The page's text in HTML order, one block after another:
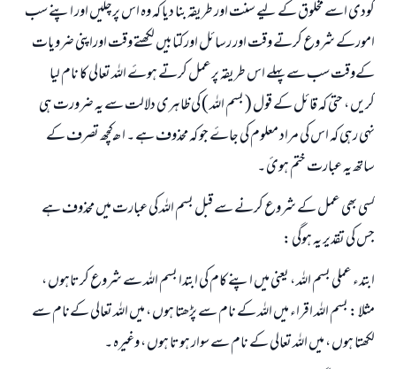
کودی اسے مخلوق کے لیے سنت اور طریقہ بنا دیا کہ وہ اس پرچلیں اور اپنے سب
امورکے شروع کرتے وقت اور رسائل اورکتابیں لکھتے وقت اوراپنی ضرویات
کےوقت سب سے پہلے اس طریقہ پرعمل کرتے ہوۓ اللہ تعالی کا نام لیا
کریں ، حتی کہ قائل کے قول ( بسم اللہ ) کی ظاہری دلالت سے یہ ضرورت ہی
نہی رہی کہ اس کی مراد معلوم کی جاۓ جو کہ محذوف ہے ۔ ا ھـ کچھ تصرف کے
ساتھ یہ عبارت ختم ہو‏ئ ۔
کسی بھی عمل کے شروع کرنے سے قبل بسم اللہ کی عبارت میں محذوف ہے
جس کی تقدیر یہ ہوگی :
ابتدء عملی بسم اللہ ، یعنی میں اپنے کام کی ابتدا بسم اللہ سے شروع کرتاہوں ،
مثلا : بسم اللہ اقراء میں اللہ کے نام سے پڑھتا ہوں ، میں اللہ تعالی کےنام سے
لکھتا ہوں ، میں اللہ تعالی کے نام سے سوار ہوتا ہوں ، وغیرہ ۔